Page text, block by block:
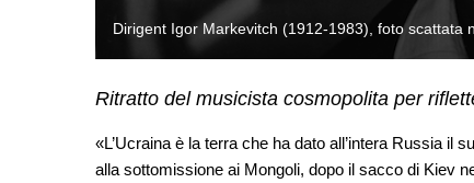
Dirigent Igor Markevitch (1912-1983), foto scattata
Ritratto del musicista cosmopolita per
«L’Ucraina è la terra che ha dato all’intera Russia il
alla sottomissione ai Mongoli, dopo il sacco di Kiev